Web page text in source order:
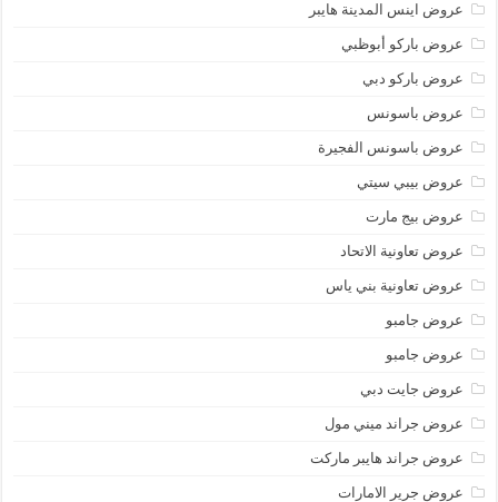
عروض اينس المدينة هايبر
عروض باركو أبوظبي
عروض باركو دبي
عروض باسونس
عروض باسونس الفجيرة
عروض بيبي سيتي
عروض بيج مارت
عروض تعاونية الاتحاد
عروض تعاونية بني ياس
عروض جامبو
عروض جامبو
عروض جايت دبي
عروض جراند ميني مول
عروض جراند هايبر ماركت
عروض جرير الامارات